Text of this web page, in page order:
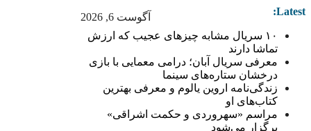
آگوست 6, 2026 Latest:
۱۰ سریال مشابه چیزهای عجیب که ارزش
تماشا دارند
معرفی سریال آبان؛ درامی معمایی با بازی
درخشان ستاره‌های سینما
زندگی‌نامه اروین یالوم و معرفی بهترین
کتاب‌های او
مراسم «سهروردی و حکمت اشراقی»
برگزار می‌شود